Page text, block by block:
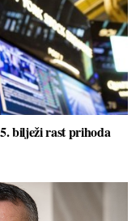
bilježi rast prihoda